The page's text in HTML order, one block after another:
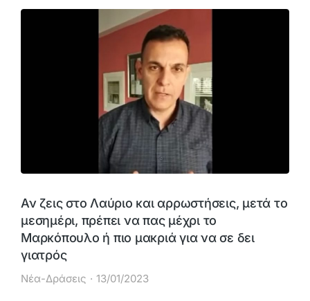
Αν ζεις στο Λαύριο και αρρωστήσεις, μετά το
μεσημέρι, πρέπει να πας μέχρι το
Μαρκόπουλο ή πιο μακριά για να σε δει
γιατρός
Νέα-Δράσεις 13/01/2023